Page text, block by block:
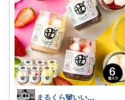
まるくら🐼いいね・コレ・購入感謝.*･